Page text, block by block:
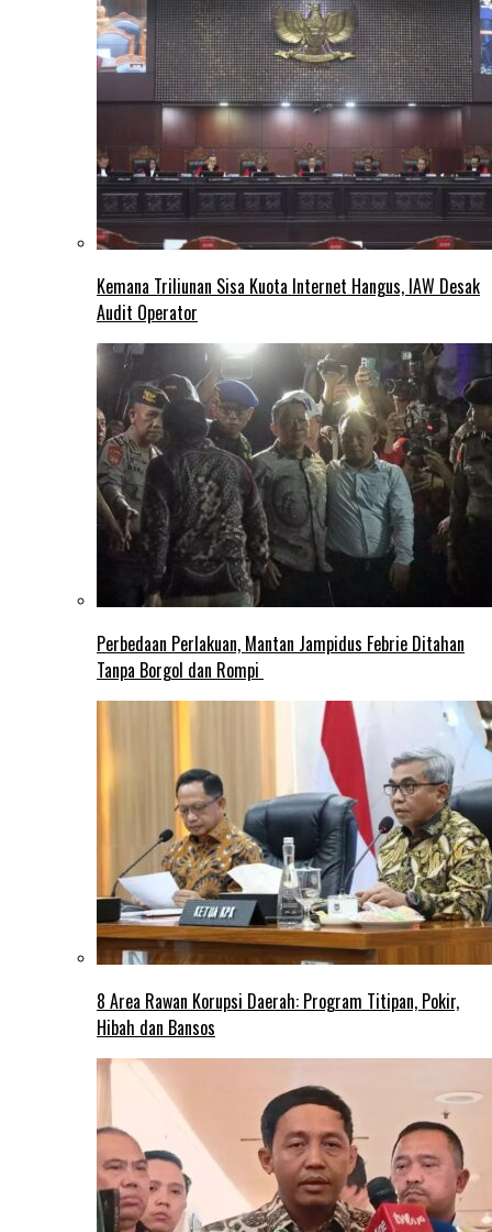
Kemana Triliunan Sisa Kuota Internet Hangus, IAW Desak
Audit Operator
Perbedaan Perlakuan, Mantan Jampidus Febrie Ditahan
Tanpa Borgol dan Rompi
8 Area Rawan Korupsi Daerah: Program Titipan, Pokir,
Hibah dan Bansos